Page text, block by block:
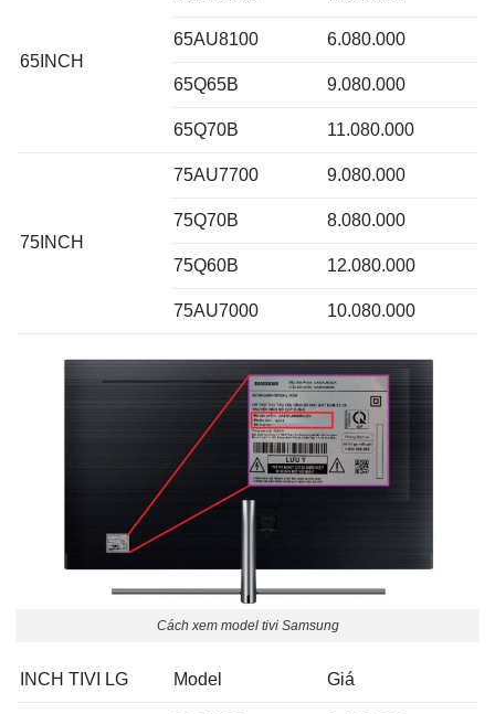
65INCH
65AU8100 6.080.000
65Q65B 9.080.000
65Q70B 11.080.000
75INCH
75AU7700 9.080.000
75Q70B 8.080.000
75Q60B 12.080.000
75AU7000 10.080.000
Cách xem model tivi Samsung
INCH TIVI LG Model Giá